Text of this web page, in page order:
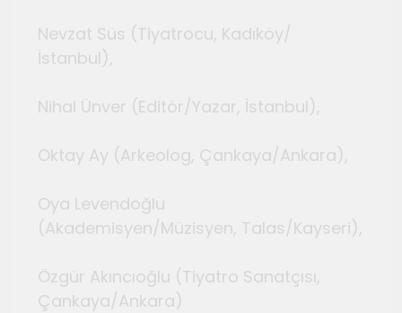
Nevzat Süs (Tiyatrocu, Kadıköy/
İstanbul),
Nihal Ünver (Editör/Yazar, İstanbul),
Oktay Ay (Arkeolog, Çankaya/Ankara),
Oya Levendoğlu
(Akademisyen/Müzisyen, Talas/Kayseri),
Özgür Akıncıoğlu (Tiyatro Sanatçısı,
Çankaya/Ankara)